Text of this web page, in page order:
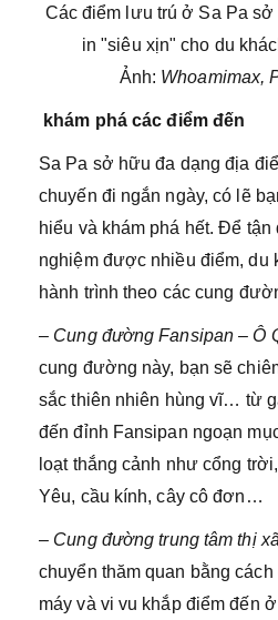
Các điểm lưu trú ở Sa Pa
in "siêu xịn" cho du
Ảnh: Whoamimax,
khám phá các điểm đến
Sa Pa sở hữu đa dạng địa
chuyến đi ngắn ngày, có lẽ
hiểu và khám phá hết. Để
nghiệm được nhiều điểm, du
hành trình theo các cung
– Cung đường Fansipan – Ô
cung đường này, bạn sẽ
sắc thiên nhiên hùng vĩ… từ
đến đỉnh Fansipan ngoạn
loạt thắng cảnh như cổng
Yêu, cầu kính, cây cô đơn…
– Cung đường trung tâm thị
chuyển thăm quan bằng
máy và vi vu khắp điểm đến